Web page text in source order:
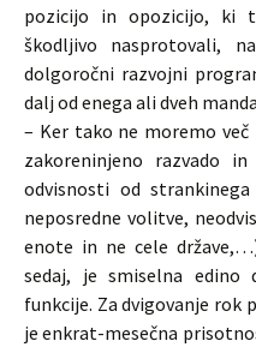
pozicijo in opozicijo, ki
škodljivo nasprotovali,
dolgoročni razvojni
dalj od enega ali dveh
– Ker tako ne moremo
zakoreninjeno razvado
odvisnosti od
neposredne volitve,
enote in ne cele
sedaj, je smiselna edino
funkcije. Za dvigovanje rok
je enkrat-mesečna